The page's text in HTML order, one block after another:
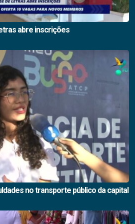
abre inscrições
no transporte público da capital